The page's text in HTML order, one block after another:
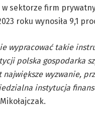
w sektorze firm
roku wynosiła 9,1
wypracować takie
polska gospodarka
największe wyzwanie,
instytucja